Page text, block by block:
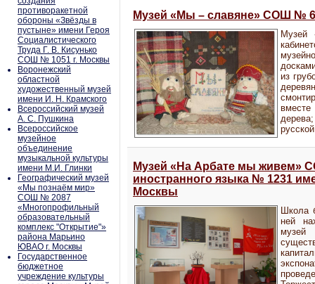
противоракетной
обороны «Звёзды в
пустыне» имени Героя
Социалистического
Труда Г. В. Кисунько
СОШ № 1051 г. Москвы
Воронежский
областной
художественный музей
имени И. Н. Крамского
Всероссийский музей
А. С. Пушкина
Всероссийское
музейное
объединение
музыкальной культуры
имени М.И. Глинки
Географический музей
«Мы познаём мир»
СОШ № 2087
«Многопрофильный
образовательный
комплекс "Открытие"»
района Марьино
ЮВАО г. Москвы
Государственное
бюджетное
учреждение культуры
Музей «Мы – славяне» СОШ №
Музей
из
Музей «На Арбате мы живем»
иностранного языка № 1231
Москвы
Школа
ней
музей